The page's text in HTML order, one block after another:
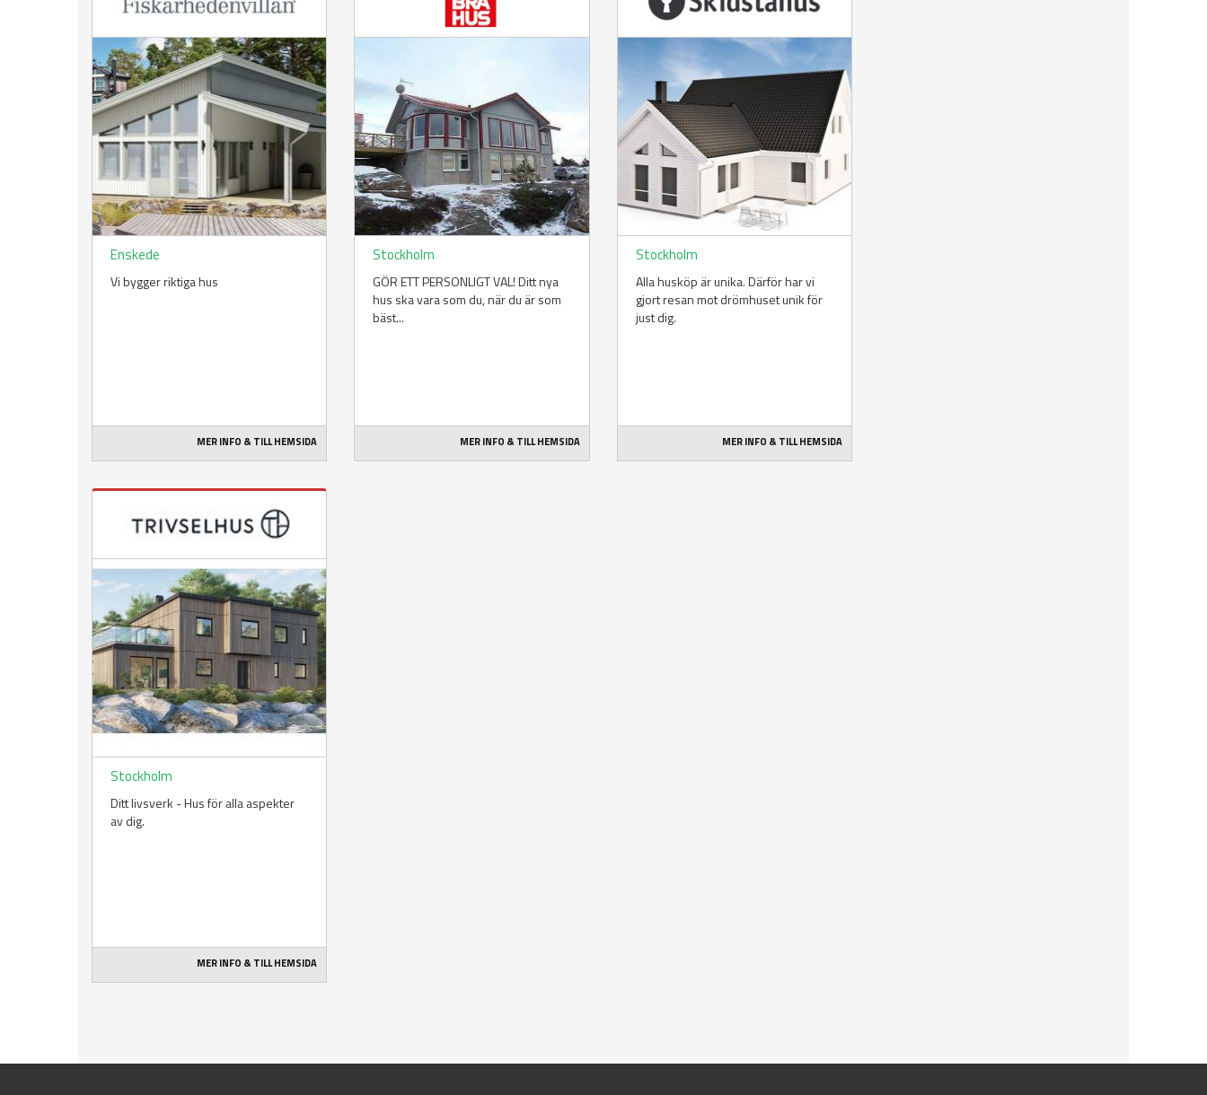
Enskede
Vi bygger riktiga hus
MER INFO & TILL HEMSIDA
Stockholm
GÖR ETT PERSONLIGT VAL! Ditt nya
hus ska vara som du, när du är som
bäst...
MER INFO & TILL HEMSIDA
Stockholm
Alla husköp är unika. Därför har vi
gjort resan mot drömhuset unik för
just dig.
MER INFO & TILL HEMSIDA
Stockholm
Ditt livsverk - Hus för alla aspekter
av dig.
MER INFO & TILL HEMSIDA